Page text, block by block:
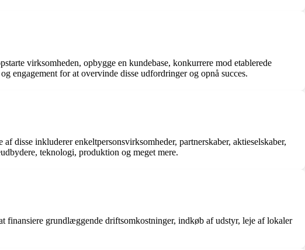
virksomheden, opbygge en kundebase, konkurrere mod etablerede
engagement for at overvinde disse udfordringer og opnå succes.
disse inkluderer enkeltpersonsvirksomheder, partnerskaber, aktieselskaber,
teknologi, produktion og meget mere.
finansiere grundlæggende driftsomkostninger, indkøb af udstyr, leje af lokaler